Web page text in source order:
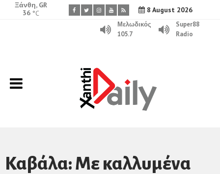
8 August 2026
Ξάνθη, GR
36 °C
Μελωδικός
105.7
Super88
Radio
Καβάλα: Με καλλυμένα